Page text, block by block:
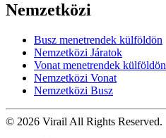
Nemzetközi
Busz menetrendek külföldön
Nemzetközi Járatok
Vonat menetrendek külföldön
Nemzetközi Vonat
Nemzetközi Busz
© 2026 Virail All Rights Reserved.